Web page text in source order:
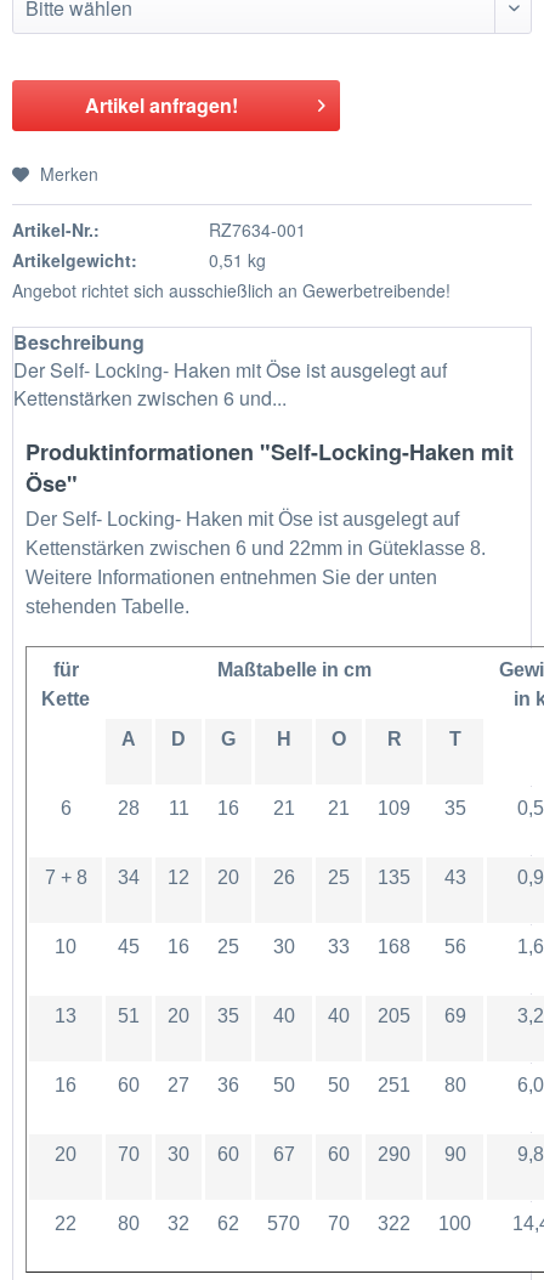
Artikel anfragen!
Merken
Artikel-Nr.:
RZ7634-001
Artikelgewicht:
0,51 kg
Angebot richtet sich ausschießlich an Gewerbetreibende!
Beschreibung
Der Self- Locking- Haken mit Öse ist ausgelegt auf
Kettenstärken zwischen 6 und...
Produktinformationen "Self-Locking-Haken mit
Öse"
Der Self- Locking- Haken mit Öse ist ausgelegt auf
Kettenstärken zwischen 6 und 22mm in Güteklasse 8.
Weitere Informationen entnehmen Sie der unten
stehenden Tabelle.
für
Kette
Maßtabelle in cm
in
A
D G H O R T
6 28 11 16 21 21 109 35
7 + 8 34 12 20 26 25 135 43
10 45 16 25 30 33 168 56
13 51 20 35 40 40 205 69
16 60 27 36 50 50 251 80
20 70 30 60 67 60 290 90
22 80 32 62 570 70 322 100